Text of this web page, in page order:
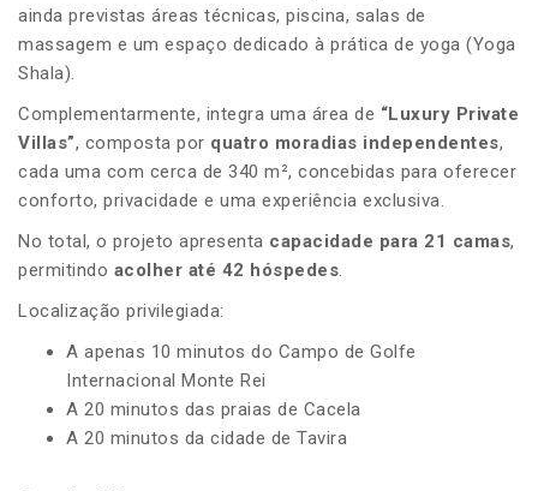
ainda previstas áreas técnicas, piscina, salas de
massagem e um espaço dedicado à prática de yoga (Yoga
Shala).
Complementarmente, integra uma área de “Luxury Private
Villas”, composta por quatro moradias independentes,
cada uma com cerca de 340 m², concebidas para oferecer
conforto, privacidade e uma experiência exclusiva.
No total, o projeto apresenta capacidade para 21 camas,
permitindo acolher até 42 hóspedes.
Localização privilegiada:
A apenas 10 minutos do Campo de Golfe
Internacional Monte Rei
A 20 minutos das praias de Cacela
A 20 minutos da cidade de Tavira